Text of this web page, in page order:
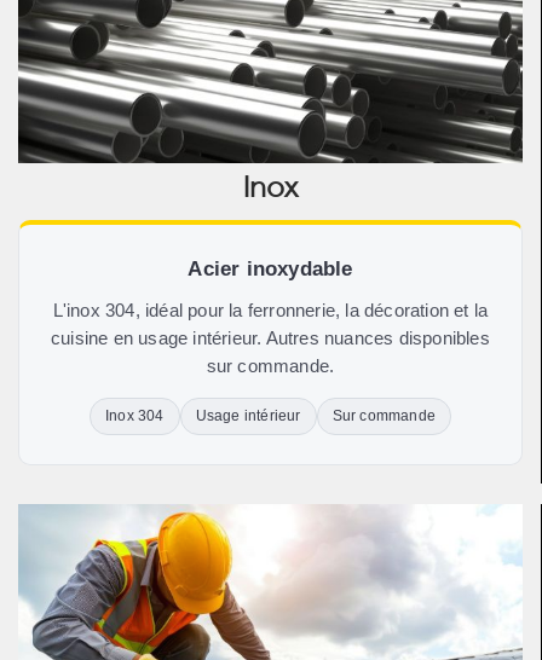
Inox
Acier inoxydable
L'inox 304, idéal pour la ferronnerie, la décoration et la
cuisine en usage intérieur. Autres nuances disponibles
sur commande.
Inox 304 Usage intérieur Sur commande